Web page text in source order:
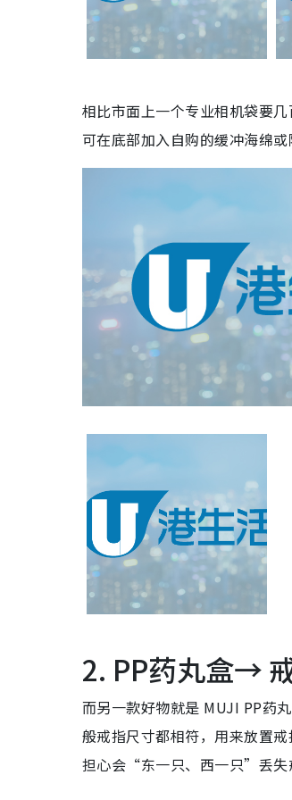
相比市面上一个专业相机袋要
可在底部加入自购的缓冲海绵或
2. PP药丸盒→
而另一款好物就是 MUJI PP药
般戒指尺寸都相符，用来放置
担心会“东一只、西一只”丢失